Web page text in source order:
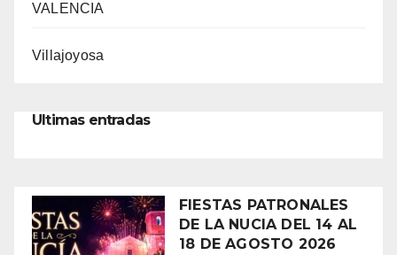
VALENCIA
Villajoyosa
Ultimas entradas
FIESTAS PATRONALES
DE LA NUCIA DEL 14 AL
18 DE AGOSTO 2026